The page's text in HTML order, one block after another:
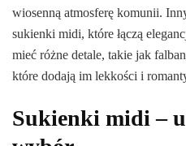
wiosenną atmosferę komunii.
sukienki midi, które łączą
mieć różne detale, takie jak
które dodają im lekkości i
Sukienki midi –